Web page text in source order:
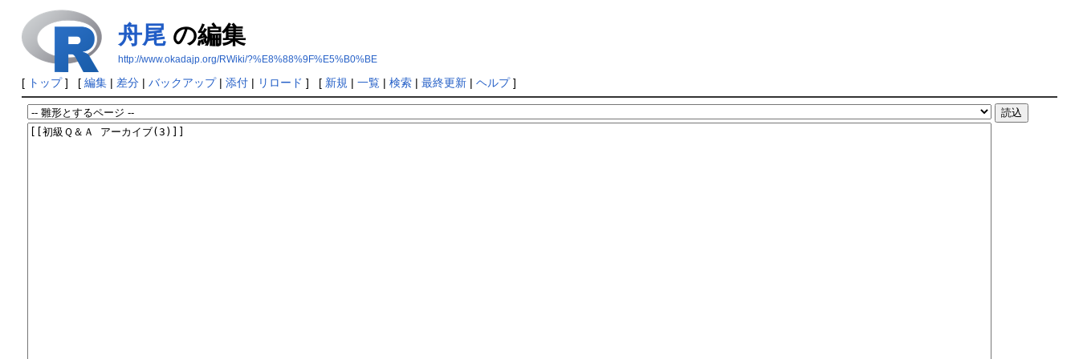
舟尾の編集
http://www.okadajp.org/RWiki/?%E8%88%9F%E5%B0%BE
[ トップ] [ 編集| 差分| バックアップ| 添付| リロード ] [ 新規 | 一覧| 検索| 最終更新| ヘルプ]